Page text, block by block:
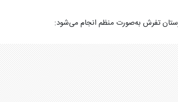
تفرش به‌صورت منظم انجام می‌شود: